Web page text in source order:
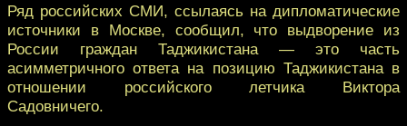
Ряд российских СМИ, ссылаясь на дипломатические
источники в Москве, сообщил, что выдворение из
России граждан Таджикистана — это часть
асимметричного ответа на позицию Таджикистана в
отношении российского летчика Виктора
Садовничего.